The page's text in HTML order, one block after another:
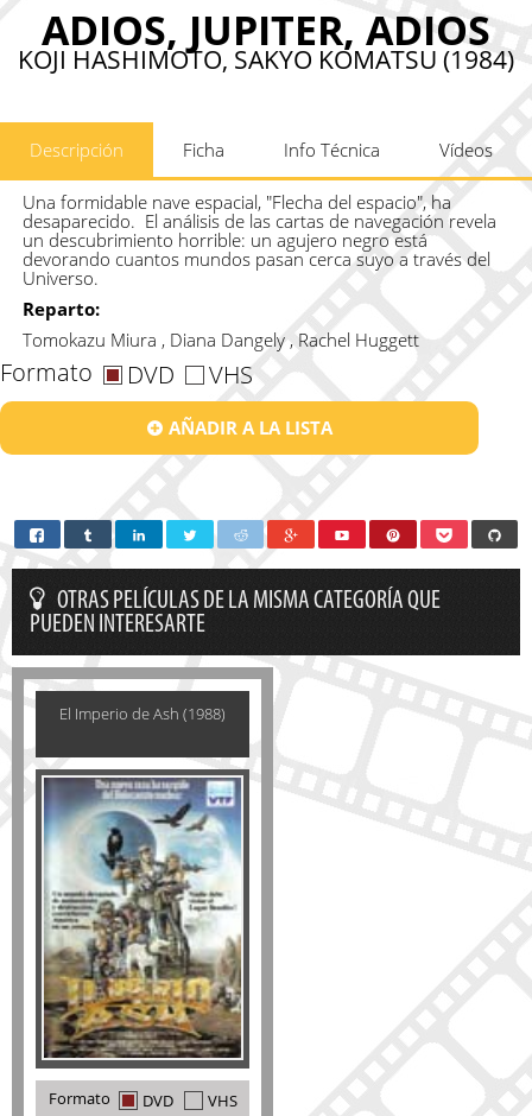
ADIOS, JUPITER, ADIOS
KOJI HASHIMOTO, SAKYO KOMATSU (1984)
Descripción Ficha Info Técnica Vídeos
Una formidable nave espacial, "Flecha del espacio", ha
desaparecido. El análisis de las cartas de navegación revela
un descubrimiento horrible: un agujero negro está
devorando cuantos mundos pasan cerca suyo a través del
Universo.
Reparto:
Tomokazu Miura , Diana Dangely , Rachel Huggett
Formato DVD VHS
AÑADIR A LA LISTA
OTRAS PELÍCULAS DE LA MISMA CATEGORÍA QUE
PUEDEN INTERESARTE
El Imperio de Ash (1988)
Formato DVD VHS